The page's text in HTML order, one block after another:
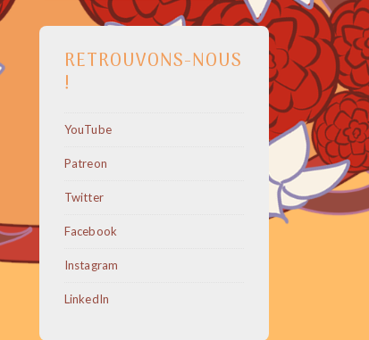
RETROUVONS-NOUS
!
YouTube
Patreon
Twitter
Facebook
Instagram
LinkedIn